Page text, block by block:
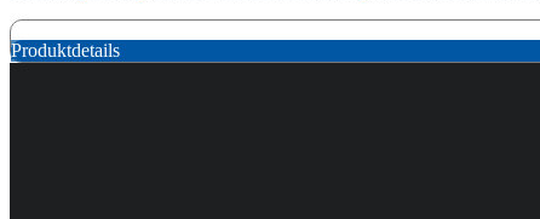
Produktdetails